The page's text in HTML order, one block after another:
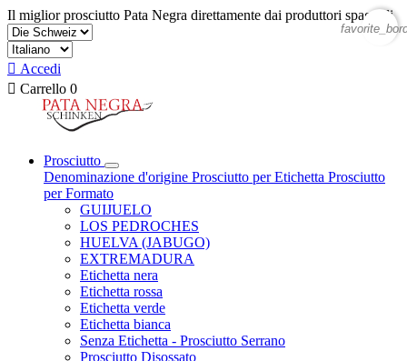
Il miglior prosciutto Pata Negra direttamente dai produttori spagnoli
 Accedi
 Carrello 0
Prosciutto
Denominazione d'origine Prosciutto per Etichetta Prosciutto
per Formato
GUIJUELO
LOS PEDROCHES
HUELVA (JABUGO)
EXTREMADURA
Etichetta nera
Etichetta rossa
Etichetta verde
Etichetta bianca
Senza Etichetta - Prosciutto Serrano
Prosciutto Disossato